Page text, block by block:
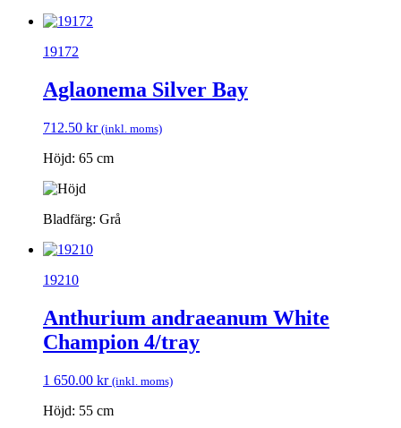
19172
Aglaonema Silver Bay
712.50 kr (inkl. moms)
Höjd: 65 cm
Bladfärg: Grå
19210
Anthurium andraeanum White
Champion 4/tray
1 650.00 kr (inkl. moms)
Höjd: 55 cm